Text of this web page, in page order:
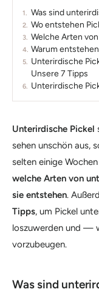
Was sind
Wo entstehen
Welche Arten
Warum
Unterirdische
Unsere 7 Tipps
Unterirdische
Unterirdische Pickel
sehen unschön aus,
selten einige
welche Arten von
sie entstehen.
Tipps, um Pickel
loszuwerden und —
vorzubeugen.
Was sind